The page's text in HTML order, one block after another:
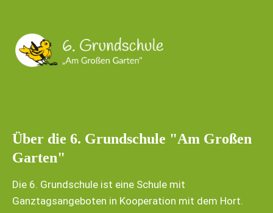
Über die 6. Grundschule "Am Großen
Garten"
Die 6. Grundschule ist eine Schule mit
Ganztagsangeboten in Kooperation mit dem Hort.